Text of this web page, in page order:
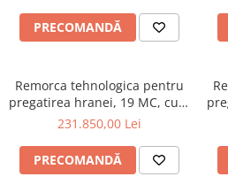
PRECOMANDĂ
Remorca tehnologica pentru
pregatirea hranei, 19 MC, cu 2
snecuri, sistem vertical,
231.850,00 Lei
PRECOMANDĂ